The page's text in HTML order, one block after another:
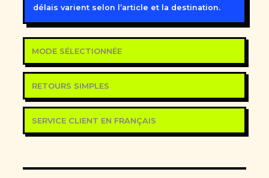
délais varient selon l’article et la destination.
MODE SÉLECTIONNÉE
RETOURS SIMPLES
SERVICE CLIENT EN FRANÇAIS